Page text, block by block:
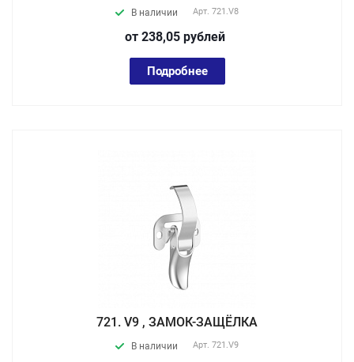
В наличии Арт. 721.V8
от 238,05 рублей
Подробнее
721. V9 , ЗАМОК-ЗАЩЁЛКА
В наличии Арт. 721.V9